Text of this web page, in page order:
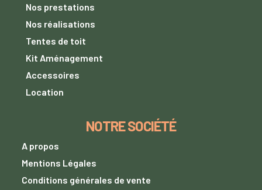
Nos prestations
Nos réalisations
Tentes de toit
Kit Aménagement
Accessoires
Location
NOTRE SOCIÉTÉ
A propos
Mentions Légales
Conditions générales de vente